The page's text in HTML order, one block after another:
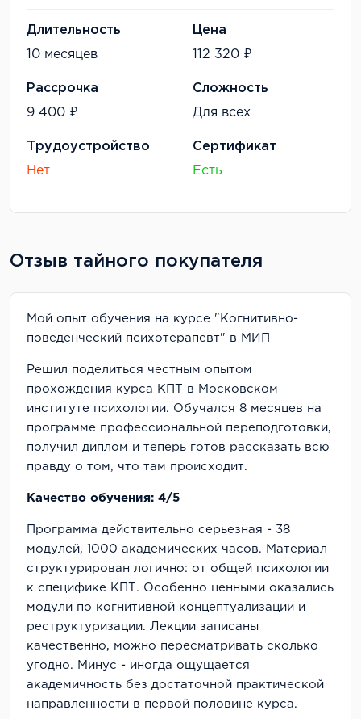
Длительность
10 месяцев
Цена
112 320 ₽
Рассрочка
9 400 ₽
Сложность
Для всех
Трудоустройство
Нет
Сертификат
Есть
Отзыв тайного покупателя
Мой опыт обучения на курсе "Когнитивно-
поведенческий психотерапевт" в МИП
Решил поделиться честным опытом
прохождения курса КПТ в Московском
институте психологии. Обучался 8 месяцев на
программе профессиональной переподготовки,
получил диплом и теперь готов рассказать всю
правду о том, что там происходит.
Качество обучения: 4/5
Программа действительно серьезная - 38
модулей, 1000 академических часов. Материал
структурирован логично: от общей психологии
к специфике КПТ. Особенно ценными оказались
модули по когнитивной концептуализации и
реструктуризации. Лекции записаны
качественно, можно пересматривать сколько
угодно. Минус - иногда ощущается
академичность без достаточной практической
направленности в первой половине курса.